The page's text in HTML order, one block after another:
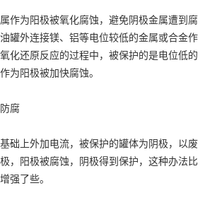
作为阳极被氧化腐蚀，避免阴极金属遭到腐
罐外连接镁、铝等电位较低的金属或合金作
化还原反应的过程中，被保护的是电位低的
为阳极被加快腐蚀。
腐
础上外加电流，被保护的罐体为阴极，以废
，阳极被腐蚀，阴极得到保护，这种办法比
强了些。